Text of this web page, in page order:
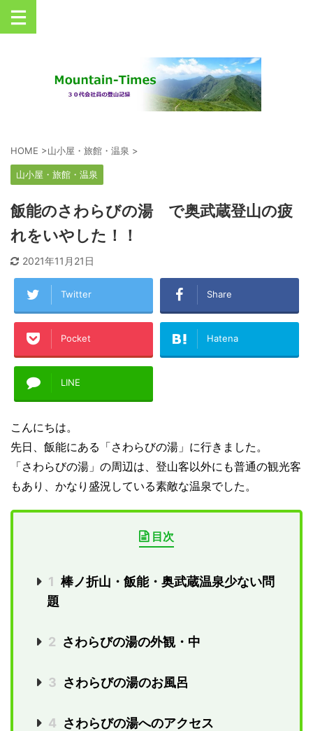
HOME >山小屋・旅館・温泉 >
山小屋・旅館・温泉
飯能のさわらびの湯 で奥武蔵登山の疲
れをいやした！！
2021年11月21日
Twitter Share
Pocket Hatena
LINE
こんにちは。
先日、飯能にある「さわらびの湯」に行きました。
「さわらびの湯」の周辺は、登山客以外にも普通の観光客
もあり、かなり盛況している素敵な温泉でした。
目次
1 棒ノ折山・飯能・奥武蔵温泉少ない問
題
2 さわらびの湯の外観・中
3 さわらびの湯のお風呂
4 さわらびの湯へのアクセス